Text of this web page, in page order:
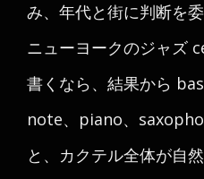
み、年代と街に判断を
ニューヨークのジャズ
書くなら、結果から
note、piano、
と、カクテル全体が自